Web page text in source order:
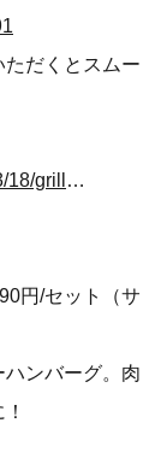
だくとスムー
https://rincrewcojp.wordpress.com/2021/03/18/grillomiya003-2/
円/セット（サ
ンバーグ。肉